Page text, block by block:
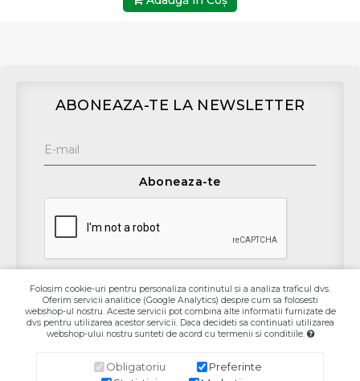
ABONEAZA-TE LA NEWSLETTER
Aboneaza-te
Contact
Contul Meu
Folosim cookie-uri pentru personaliza continutul si a analiza traficul dvs.
Oferim servicii analitice (Google Analytics) despre cum sa folosesti
webshop-ul nostru. Aceste servicii pot combina alte informatii furnizate de
dvs pentru utilizarea acestor servicii. Daca decideti sa continuati utilizarea
webshop-ului nostru sunteti de acord cu termenii si conditiile.
Obligatoriu
Preferinte